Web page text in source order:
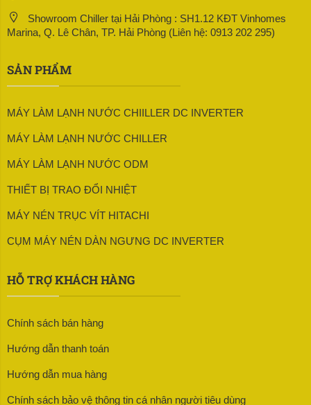
Showroom Chiller tại Hải Phòng : SH1.12 KĐT Vinhomes
Marina, Q. Lê Chân, TP. Hải Phòng (Liên hệ: 0913 202 295)
SẢN PHẨM
MÁY LÀM LẠNH NƯỚC CHIILLER DC INVERTER
MÁY LÀM LẠNH NƯỚC CHILLER
MÁY LÀM LẠNH NƯỚC ODM
THIẾT BỊ TRAO ĐỔI NHIỆT
MÁY NÉN TRỤC VÍT HITACHI
CỤM MÁY NÉN DÀN NGƯNG DC INVERTER
HỖ TRỢ KHÁCH HÀNG
Chính sách bán hàng
Hướng dẫn thanh toán
Hướng dẫn mua hàng
Chính sách bảo vệ thông tin cá nhân người tiêu dùng